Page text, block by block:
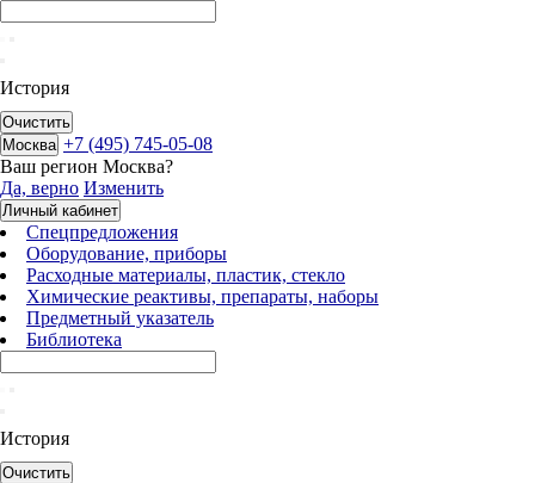
История
Очистить
Москва +7 (495) 745-05-08
Ваш регион Москва?
Да, верно Изменить
Личный кабинет
Спецпредложения
Оборудование, приборы
Расходные материалы, пластик, стекло
Химические реактивы, препараты, наборы
Предметный указатель
Библиотека
История
Очистить